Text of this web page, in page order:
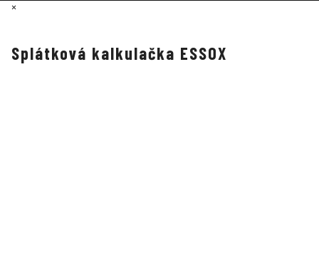
×
Splátková kalkulačka ESSOX